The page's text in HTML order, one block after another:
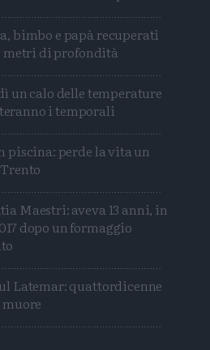
bimbo e papà recuperati
metri di profondità
un calo delle temperature
i temporali
piscina: perde la vita un
Maestri: aveva 13 anni, in
dopo un formaggio
Latemar: quattordicenne